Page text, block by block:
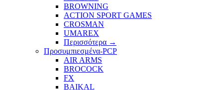
BROWNING
ACTION SPORT GAMES
CROSMAN
UMAREX
Περισσότερα →
Προσυμπιεσμένα-PCP
AIR ARMS
BROCOCK
FX
BAIKAL